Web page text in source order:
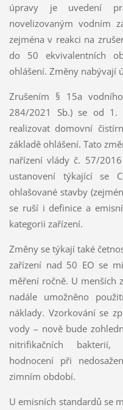
úpravy je uvedení
novelizovaným vodním
zejména v reakci na
do 50 ekvivalentních
ohlášení. Změny nabývají
Zrušením § 15a
284/2021 Sb.) se od
realizovat domovní
základě ohlášení. Tato
nařízení vlády č. 57/
ustanovení týkající se
ohlašované stavby
se ruší i definice a
kategorii zařízení.
Změny se týkají také
zařízení nad 50 EO se
měření ročně. U menších
nadále umožněno
náklady. Vzorkování se
vody – nově bude
nitrifikačních bakterií,
hodnocení při
zimním období.
U emisních standardů se